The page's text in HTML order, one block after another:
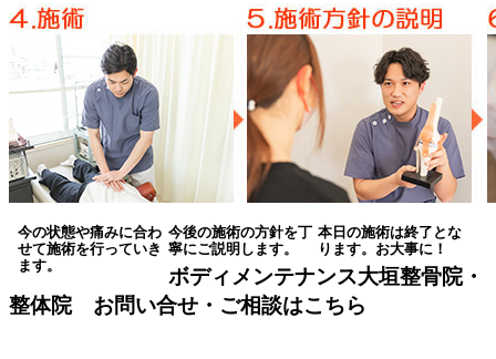
今の状態や痛みに合わ
せて施術を行っていき
ます。
今後の施術の方針を丁
寧にご説明します。
本日の施術は終了とな
ります。お大事に！
ボディメンテナンス大垣整骨院・
整体院 お問い合せ・ご相談はこちら